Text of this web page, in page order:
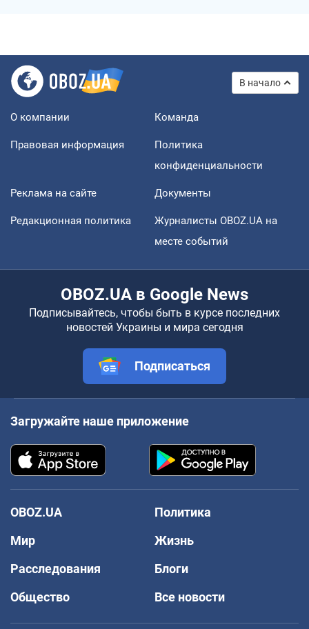
В начало
О компании Команда
Правовая информация
Политика
конфиденциальности
Реклама на сайте Документы
Редакционная политика
Журналисты OBOZ.UA на
месте событий
OBOZ.UA в Google News
Подписывайтесь, чтобы быть в курсе последних
новостей Украины и мира сегодня
Подписаться
Загружайте наше приложение
OBOZ.UA
Политика
Мир
Жизнь
Расследования
Блоги
Общество
Все новости